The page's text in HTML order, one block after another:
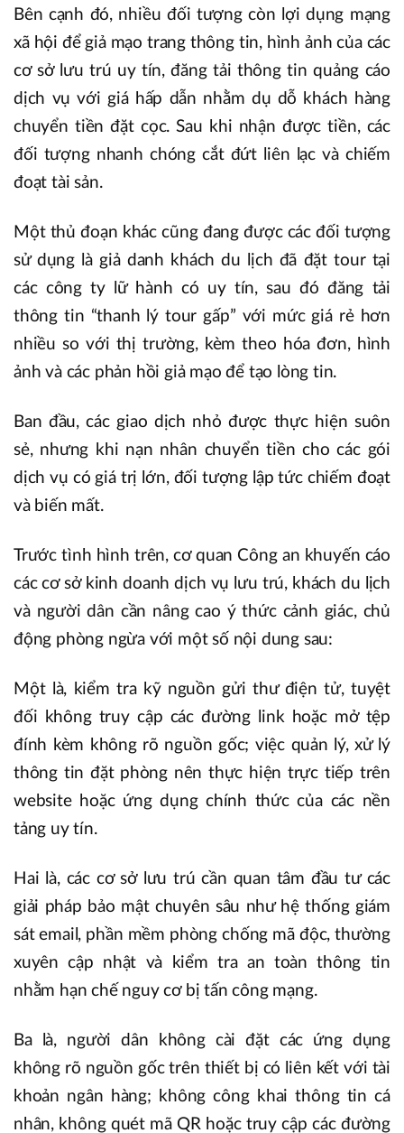
Bên cạnh đó, nhiều đối tượng còn lợi dụng mạng
xã hội để giả mạo trang thông tin, hình ảnh của các
cơ sở lưu trú uy tín, đăng tải thông tin quảng cáo
dịch vụ với giá hấp dẫn nhằm dụ dỗ khách hàng
chuyển tiền đặt cọc. Sau khi nhận được tiền, các
đối tượng nhanh chóng cắt đứt liên lạc và chiếm
đoạt tài sản.
Một thủ đoạn khác cũng đang được các đối tượng
sử dụng là giả danh khách du lịch đã đặt tour tại
các công ty lữ hành có uy tín, sau đó đăng tải
thông tin “thanh lý tour gấp” với mức giá rẻ hơn
nhiều so với thị trường, kèm theo hóa đơn, hình
ảnh và các phản hồi giả mạo để tạo lòng tin.
Ban đầu, các giao dịch nhỏ được thực hiện suôn
sẻ, nhưng khi nạn nhân chuyển tiền cho các gói
dịch vụ có giá trị lớn, đối tượng lập tức chiếm đoạt
và biến mất.
Trước tình hình trên, cơ quan Công an khuyến cáo
các cơ sở kinh doanh dịch vụ lưu trú, khách du lịch
và người dân cần nâng cao ý thức cảnh giác, chủ
động phòng ngừa với một số nội dung sau:
Một là, kiểm tra kỹ nguồn gửi thư điện tử, tuyệt
đối không truy cập các đường link hoặc mở tệp
đính kèm không rõ nguồn gốc; việc quản lý, xử lý
thông tin đặt phòng nên thực hiện trực tiếp trên
website hoặc ứng dụng chính thức của các nền
tảng uy tín.
Hai là, các cơ sở lưu trú cần quan tâm đầu tư các
giải pháp bảo mật chuyên sâu như hệ thống giám
sát email, phần mềm phòng chống mã độc, thường
xuyên cập nhật và kiểm tra an toàn thông tin
nhằm hạn chế nguy cơ bị tấn công mạng.
Ba là, người dân không cài đặt các ứng dụng
không rõ nguồn gốc trên thiết bị có liên kết với tài
khoản ngân hàng; không công khai thông tin cá
nhân, không quét mã QR hoặc truy cập các đường